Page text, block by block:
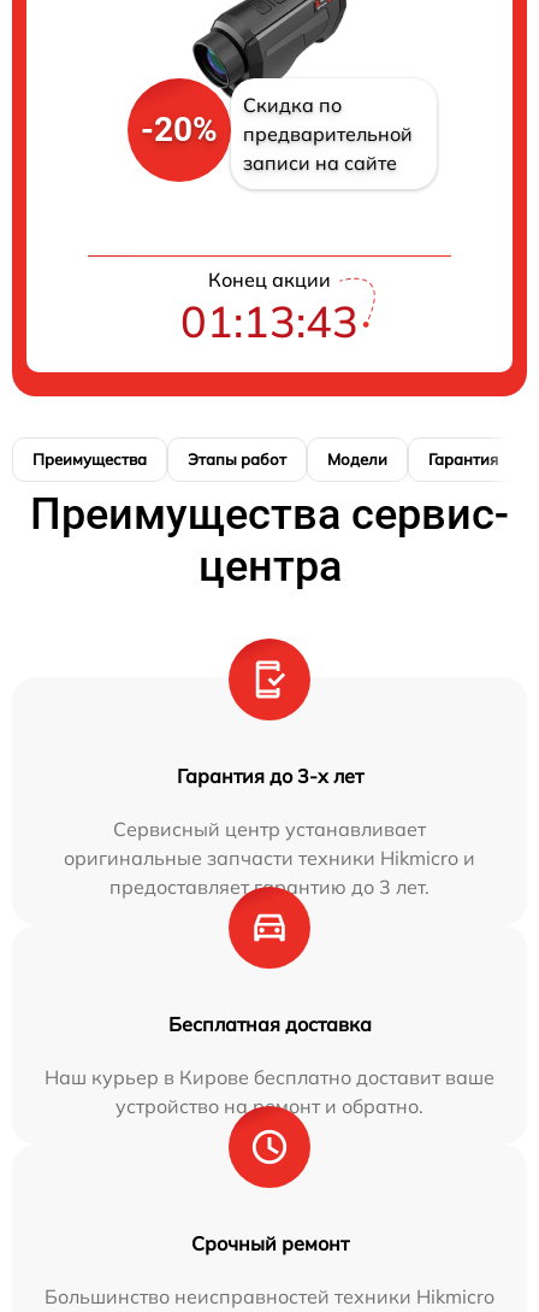
-20%
Скидка по
предварительной
записи на сайте
Конец акции
01:13:42
Преимущества Этапы работ Модели Гарантия
Преимущества сервис-
центра
Гарантия до 3-х лет
Сервисный центр устанавливает
оригинальные запчасти техники Hikmicro и
предоставляет гарантию до 3 лет.
Бесплатная доставка
Наш курьер в Кирове бесплатно доставит ваше
устройство на ремонт и обратно.
Срочный ремонт
Большинство неисправностей техники Hikmicro